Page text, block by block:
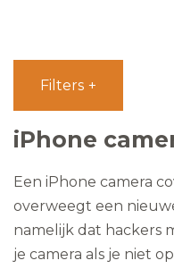
iPhone
Een iPhone camera
overweegt een
namelijk dat hackers
je camera als je niet
Filters